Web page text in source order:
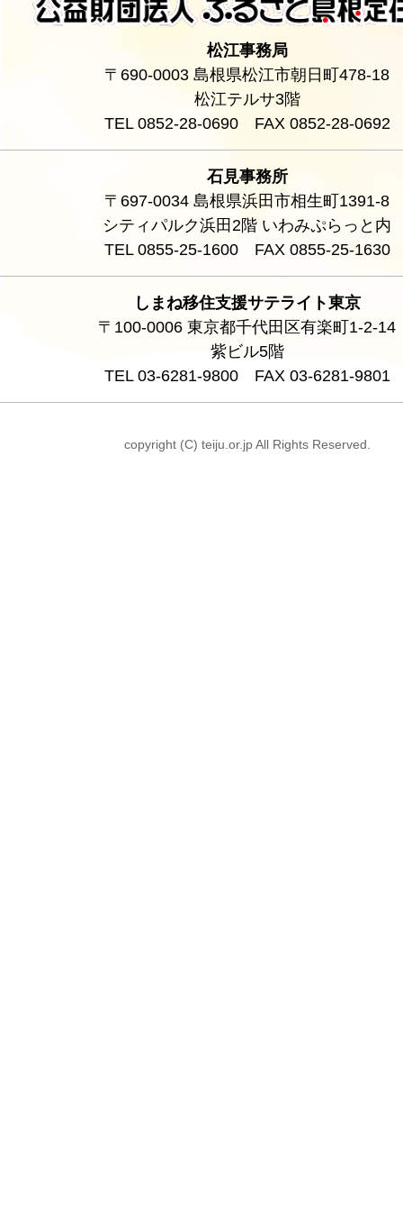
松江事務局
〒690-0003 島根県松江市朝日町478-18
松江テルサ3階
TEL 0852-28-0690 FAX 0852-28-0692
石見事務所
〒697-0034 島根県浜田市相生町1391-8
シティパルク浜田2階 いわみぷらっと内
TEL 0855-25-1600 FAX 0855-25-1630
しまね移住支援サテライト東京
〒100-0006 東京都千代田区有楽町1-2-14
紫ビル5階
TEL 03-6281-9800 FAX 03-6281-9801
copyright (C) teiju.or.jp All Rights Reserved.